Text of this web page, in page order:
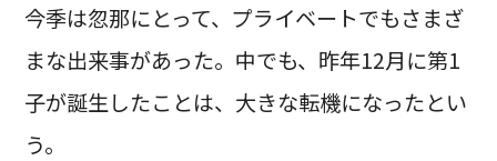
今季は忽那にとって、プライベートでもさまざ
まな出来事があった。中でも、昨年12月に第1
子が誕生したことは、大きな転機になったとい
う。